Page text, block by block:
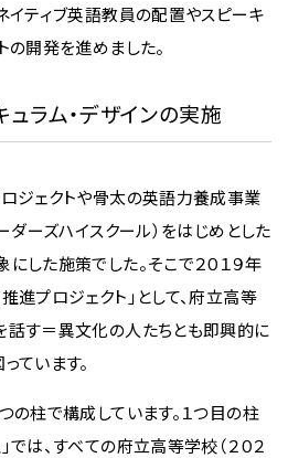
イティブ英語教員の配置やスピーキ
の開発を進めました。
ラム・デザインの実施
ジェクトや骨太の英語力養成事業
ダーズハイスクール）をはじめとした
した施策でした。そこで２０１９年
進プロジェクト」として、府立高等
す＝異文化の人たちとも即興的に
ています。
の柱で構成しています。１つ目の柱
は、すべての府立高等学校（２０２